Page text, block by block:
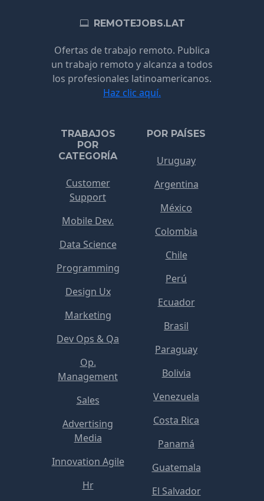
REMOTEJOBS.LAT
Ofertas de trabajo remoto. Publica
un trabajo remoto y alcanza a todos
los profesionales latinoamericanos.
Haz clic aquí.
TRABAJOS
POR
CATEGORÍA
Customer
Support
Mobile Dev.
Data Science
Programming
Design Ux
Marketing
Dev Ops & Qa
Op.
Management
Sales
Advertising
Media
Innovation Agile
Hr
POR PAÍSES
Uruguay
Argentina
México
Colombia
Chile
Perú
Ecuador
Brasil
Paraguay
Bolivia
Venezuela
Costa Rica
Panamá
Guatemala
El Salvador